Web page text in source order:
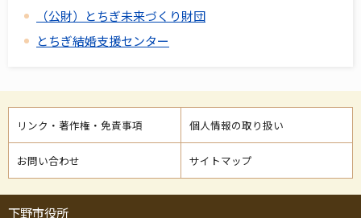
（公財）とちぎ未来づくり財団
とちぎ結婚支援センター
リンク・著作権・免責事項 個人情報の取り扱い
お問い合わせ サイトマップ
下野市役所